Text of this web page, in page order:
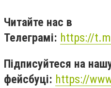
Читайте нас в
Телеграмі: https://
Підписуйтеся на
фейсбуці: https://